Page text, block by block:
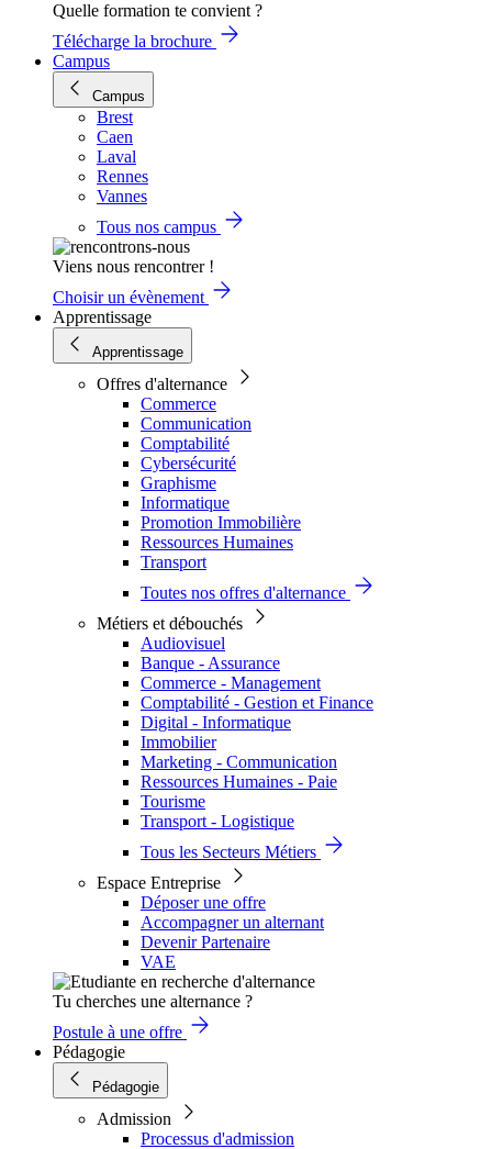
Quelle formation te convient ?
Télécharge la brochure
Campus
Campus
Brest
Caen
Laval
Rennes
Vannes
Tous nos campus
Viens nous rencontrer !
Choisir un évènement
Apprentissage
Apprentissage
Offres d'alternance
Commerce
Communication
Comptabilité
Cybersécurité
Graphisme
Informatique
Promotion Immobilière
Ressources Humaines
Transport
Toutes nos offres d'alternance
Métiers et débouchés
Audiovisuel
Banque - Assurance
Commerce - Management
Comptabilité - Gestion et Finance
Digital - Informatique
Immobilier
Marketing - Communication
Ressources Humaines - Paie
Tourisme
Transport - Logistique
Tous les Secteurs Métiers
Espace Entreprise
Déposer une offre
Accompagner un alternant
Devenir Partenaire
VAE
Tu cherches une alternance ?
Postule à une offre
Pédagogie
Pédagogie
Admission
Processus d'admission